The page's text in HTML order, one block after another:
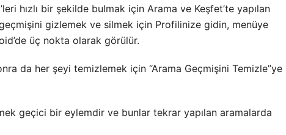
hızlı bir şekilde bulmak için Arama ve Keşfet’te yapılan
gizlemek ve silmek için Profilinize gidin, menüye
üç nokta olarak görülür.
da her şeyi temizlemek için “Arama Geçmişini Temizle”ye
geçici bir eylemdir ve bunlar tekrar yapılan aramalarda